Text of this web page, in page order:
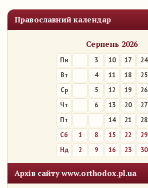
Православний календар
Серпень 2026
Пн 3 10 17 24
Вт
4 11 18
25
Ср
5 12 19
26
Чт
6 13 20
27
Пт
14 21
28
Сб
1 8 15 22
29
Нд
2 9 16 23 30
Архів сайту www.orthodox.pl.ua